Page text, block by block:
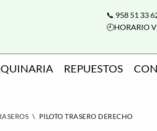
📞 958 51 33
🕘HORARIO
REPUESTOS
\ PILOTO TRASERO DERECHO